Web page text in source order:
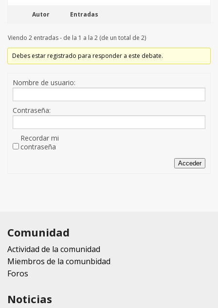
Autor Entradas
Viendo 2 entradas - de la 1 a la 2 (de un total de 2)
Debes estar registrado para responder a este debate.
Nombre de usuario:
Contraseña:
Recordar mi
contraseña
Acceder
Comunidad
Actividad de la comunidad
Miembros de la comunbidad
Foros
Noticias